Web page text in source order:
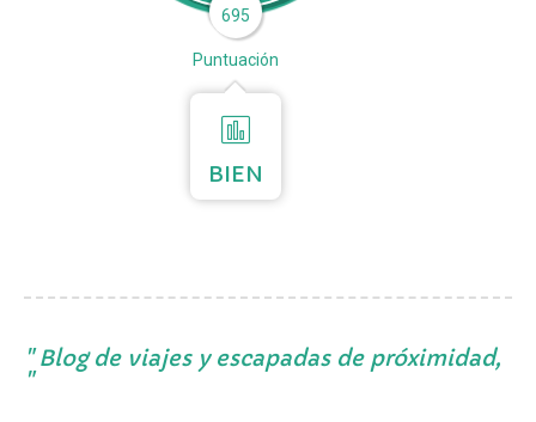
695
Puntuación
BIEN
Blog de viajes y escapadas de próximidad,